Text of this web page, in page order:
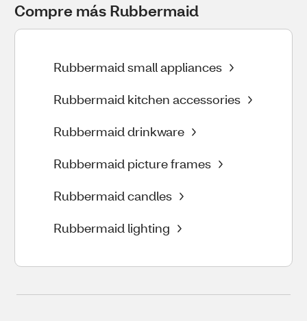
Compre más Rubbermaid
Rubbermaid small appliances
Rubbermaid kitchen accessories
Rubbermaid drinkware
Rubbermaid picture frames
Rubbermaid candles
Rubbermaid lighting